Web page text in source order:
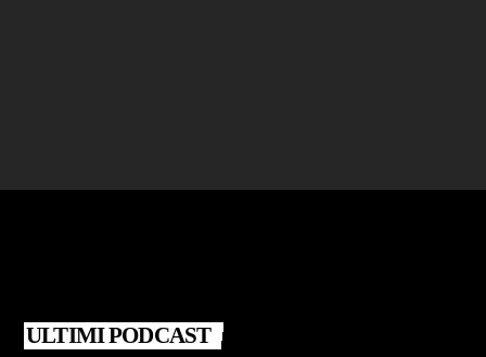
ULTIMI PODCAST